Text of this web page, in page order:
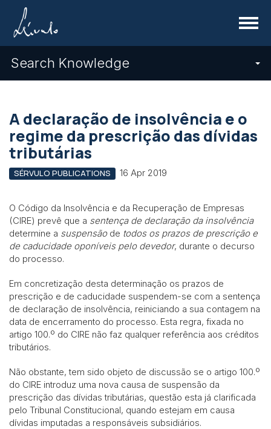
Menu
Search Knowledge
A declaração de insolvência e o
regime da prescrição das dívidas
tributárias
SÉRVULO PUBLICATIONS 16 Apr 2019
O Código da Insolvência e da Recuperação de Empresas
(CIRE) prevê que a sentença de declaração da insolvência
determine a suspensãode todos os prazos de prescrição e
de caducidade oponíveis pelo devedor, durante o decurso
do processo.
Em concretização desta determinação os prazos de
prescrição e de caducidade suspendem-se com a sentença
de declaração de insolvência, reiniciando a sua contagem na
data de encerramento do processo. Esta regra, fixada no
artigo 100.º do CIRE não faz qualquer referência aos créditos
tributários.
Não obstante, tem sido objeto de discussão se o artigo 100.º
do CIRE introduz uma nova causa de suspensão da
prescrição das dívidas tributárias, questão esta já clarificada
pelo Tribunal Constitucional, quando estejam em causa
dívidas imputadas a responsáveis subsidiários.